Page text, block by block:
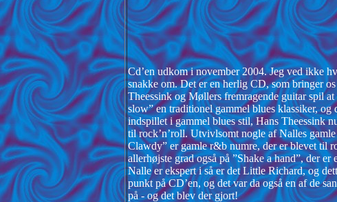
Cd’en udkom i november 2004. Jeg ved ikke
snakke om. Det er en herlig CD, som bringer
Theessink og Møllers fremragende guitar spil
slow” en traditionel gammel blues klassiker, og
indspillet i gammel blues stil, Hans Theessink
til rock’n’roll. Utvivlsomt nogle af Nalles
Clawdy” er gamle r&b numre, der er blevet til
allerhøjste grad også på ”Shake a hand”, der
Nalle er ekspert i så er det Little Richard, og
punkt på CD’en, og det var da også en af de
på - og det blev der gjort!